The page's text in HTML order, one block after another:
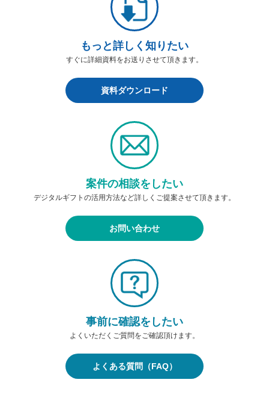
もっと詳しく知りたい
すぐに詳細資料をお送りさせて頂きます。
資料ダウンロード
案件の相談をしたい
デジタルギフトの活用方法など詳しくご提案させて頂きます。
お問い合わせ
事前に確認をしたい
よくいただくご質問をご確認頂けます。
よくある質問（FAQ）